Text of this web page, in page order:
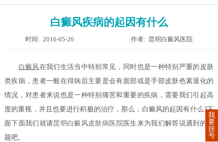
白癜风疾病的起因有什么
时间: 2016-05-20 作者: 昆明白癜风医院
白癜风在我们生活当中特别常见，同时也是一种特别严重的皮肤
类疾病，患者一般在得病后主要是会有面部或是手部皮肤色素退化的
情况，对患者来说也是一种特别痛苦和重要的疾病，需要我们引起高
度的重视，并且也要进行积极的治疗，那么，白癜风的起因有什么?下
面下面我们就请昆明白癜风皮肤病医院医生来为我们解答说遇到的问
题吧。
我
要
挂
号